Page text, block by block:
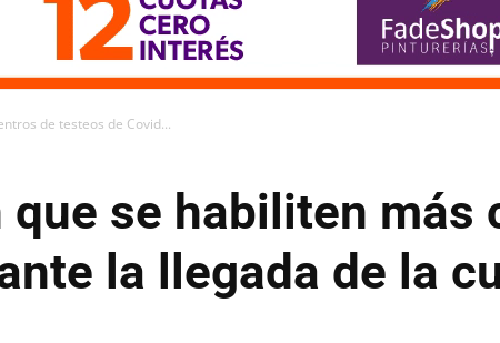
de testeos de Covid...
que se habiliten más
la llegada de la